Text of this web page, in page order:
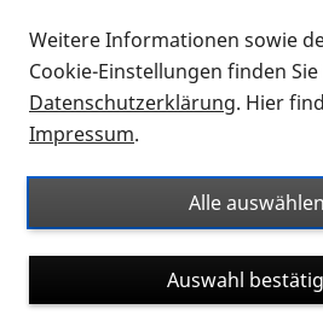
Thema Infomaterial auf der
für blinde und sehbehinderte
Auf dieser Seite finden Sie
Ort. Nutzen Sie den
nach Flyern und Broschüren,
suchen. Die meisten Flyer und
verschiedenen Formaten
postalischen Bestellung als
Weitere Informationen sowie
Cookie-Einstellungen finden
Datenschutzerklärung. Hier
Impressum.
Alle auswählen
Auswahl